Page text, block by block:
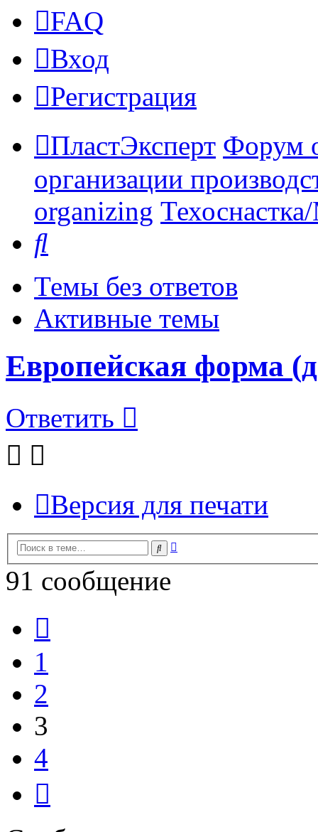
FAQ
Вход
Регистрация
ПластЭксперт Форум
организации
organizing
Темы без ответов
Активные темы
Европейская форма
Ответить
Версия для печати
Поиск
91 сообщение
1
2
3
4